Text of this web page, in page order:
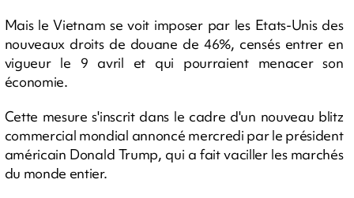
Mais le Vietnam se voit imposer par les Etats-Unis des
nouveaux droits de douane de 46%, censés entrer en
vigueur le 9 avril et qui pourraient menacer son
économie.
Cette mesure s'inscrit dans le cadre d'un nouveau blitz
commercial mondial annoncé mercredi par le président
américain Donald Trump, qui a fait vaciller les marchés
du monde entier.